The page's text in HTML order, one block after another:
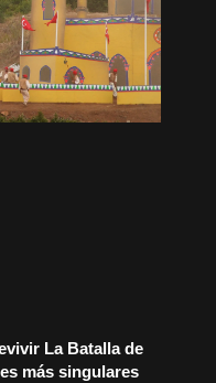
La Batalla de
más singulares